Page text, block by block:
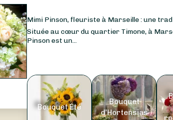
Mimi Pinson, fleuriste à Marseille : une
Située au cœur du quartier Timone, à
Pinson est un...
Bouquet Été
Bouquet
d'Hortensias